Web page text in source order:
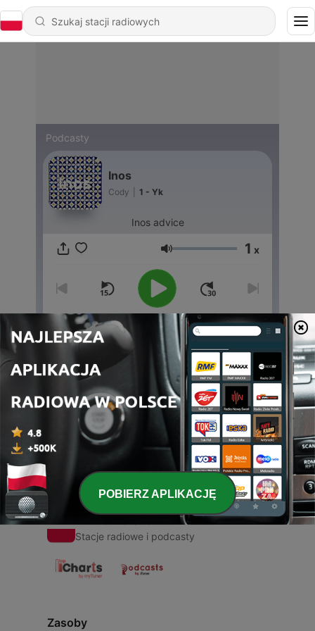
Podcasty
Inos
Cody 1 - Yk
Inos advice
Głośność 1 x
00:00 00:00
Odcinki
1 - Yk
16 cze 2021
Stacje radiowe i podcasty
Zasoby
POBIERZ APLIKACJĘ